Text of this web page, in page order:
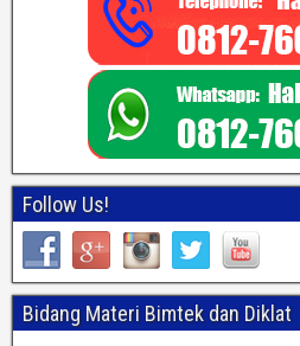
Follow Us!
Bidang Materi Bimtek dan Diklat